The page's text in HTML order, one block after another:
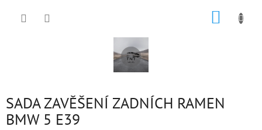
SADA ZAVĚŠENÍ ZADNÍCH RAMEN
BMW 5 E39